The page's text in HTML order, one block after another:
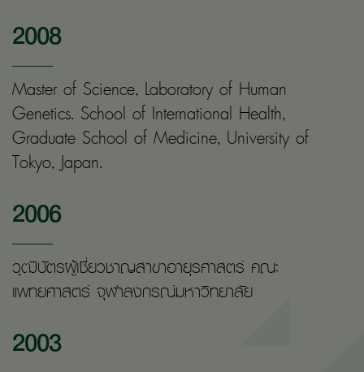
2008
Master of Science, Laboratory of Human
Genetics. School of International Health,
Graduate School of Medicine, University of
Tokyo, Japan.
2006
วุฒิบัตรผู้เชี่ยวชาญสาขาอายุรศาสตร์ คณะ
แพทยศาสตร์ จุฬาลงกรณ์มหาวิทยาลัย
2003